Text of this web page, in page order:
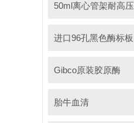
50ml离心管架耐高压
进口96孔黑色酶标板
Gibco原装胶原酶
胎牛血清